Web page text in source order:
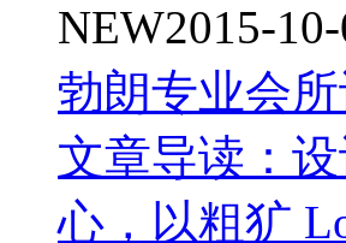
NEW2015-
勃朗专业会
文章导读：
心，以粗犷